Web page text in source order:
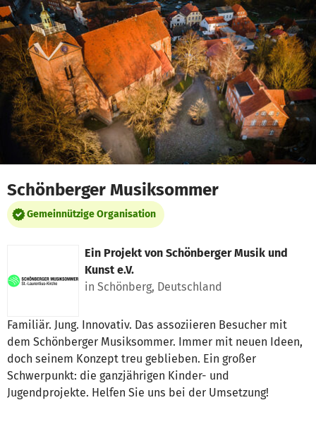
Zum Hauptinhalt springen
Erklärung zur Barrierefreiheit anzeigen
Schönberger Musiksommer
Gemeinnützige Organisation
Ein Projekt von Schönberger Musik und
Kunst e.V.
in Schönberg, Deutschland
Familiär. Jung. Innovativ. Das assoziieren Besucher mit
dem Schönberger Musiksommer. Immer mit neuen Ideen,
doch seinem Konzept treu geblieben. Ein großer
Schwerpunkt: die ganzjährigen Kinder- und
Jugendprojekte. Helfen Sie uns bei der Umsetzung!